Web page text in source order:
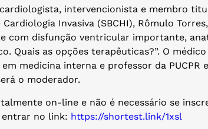
intervencionista e membro
Cardiologia Invasiva (SBCHI), Rômulo
com disfunção ventricular importante,
Quais as opções terapêuticas?”. O
medicina interna e professor da PUCPR
o moderador.
on-line e não é necessário se
no link: https://shortest.link/1xsl